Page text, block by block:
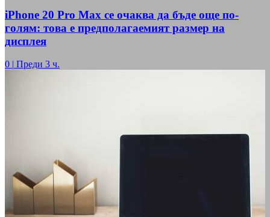
iPhone 20 Pro Max се очаква да бъде още по-
голям: това е предполагаемият размер на
дисплея
0 | Преди 3 ч.